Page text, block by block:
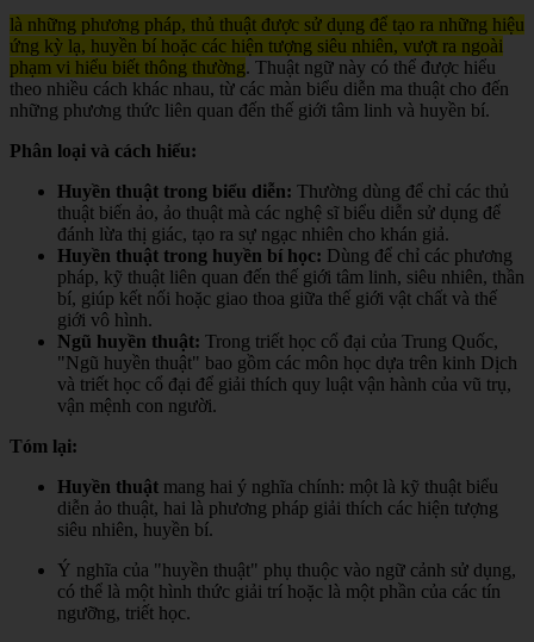
là những phương pháp, thủ thuật được sử dụng để tạo ra những hiệu
ứng kỳ lạ, huyền bí hoặc các hiện tượng siêu nhiên, vượt ra ngoài
phạm vi hiểu biết thông thường. Thuật ngữ này có thể được hiểu
theo nhiều cách khác nhau, từ các màn biểu diễn ma thuật cho đến
những phương thức liên quan đến thế giới tâm linh và huyền bí.
Phân loại và cách hiểu:
Huyền thuật trong biểu diễn: Thường dùng để chỉ các thủ
thuật biến ảo, ảo thuật mà các nghệ sĩ biểu diễn sử dụng để
đánh lừa thị giác, tạo ra sự ngạc nhiên cho khán giả.
Huyền thuật trong huyền bí học: Dùng để chỉ các phương
pháp, kỹ thuật liên quan đến thế giới tâm linh, siêu nhiên, thần
bí, giúp kết nối hoặc giao thoa giữa thế giới vật chất và thế
giới vô hình.
Ngũ huyền thuật: Trong triết học cổ đại của Trung Quốc,
"Ngũ huyền thuật" bao gồm các môn học dựa trên kinh Dịch
và triết học cổ đại để giải thích quy luật vận hành của vũ trụ,
vận mệnh con người.
Tóm lại:
Huyền thuật mang hai ý nghĩa chính: một là kỹ thuật biểu
diễn ảo thuật, hai là phương pháp giải thích các hiện tượng
siêu nhiên, huyền bí.
Ý nghĩa của "huyền thuật" phụ thuộc vào ngữ cảnh sử dụng,
có thể là một hình thức giải trí hoặc là một phần của các tín
ngưỡng, triết học.